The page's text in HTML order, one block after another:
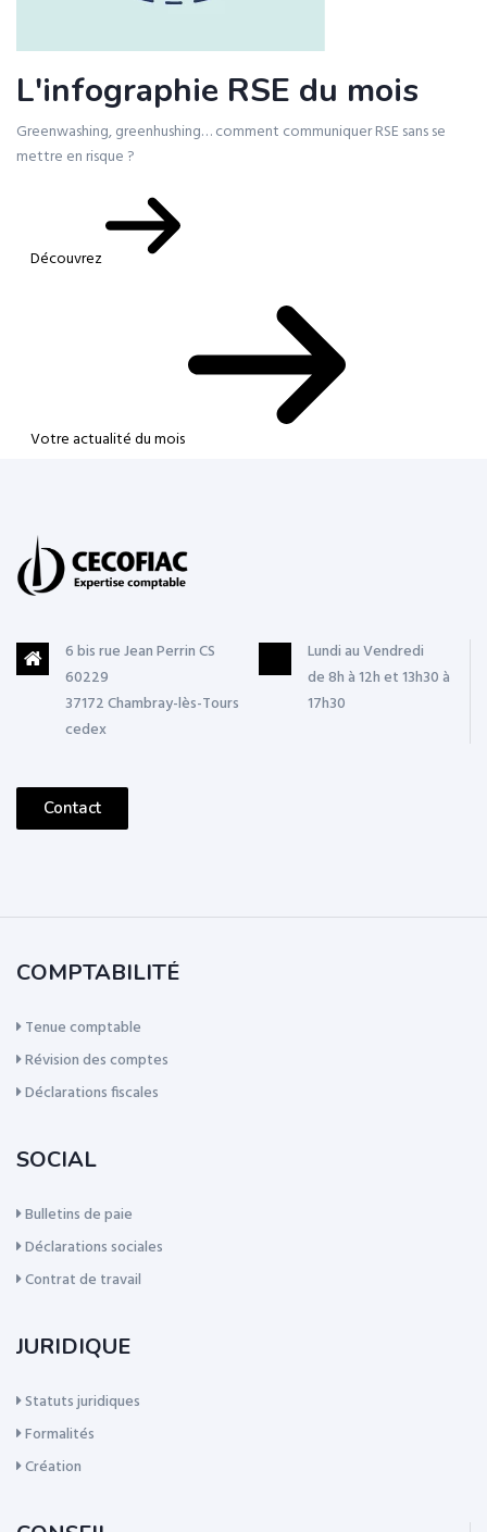
L'infographie RSE du mois
Greenwashing, greenhushing… comment communiquer RSE sans se
mettre en risque ?
Découvrez
Votre actualité du mois
6 bis rue Jean Perrin CS
60229
37172 Chambray-lès-Tours
cedex
Lundi au Vendredi
de 8h à 12h et 13h30 à
17h30
Contact
COMPTABILITÉ
Tenue comptable
Révision des comptes
Déclarations fiscales
SOCIAL
Bulletins de paie
Déclarations sociales
Contrat de travail
JURIDIQUE
Statuts juridiques
Formalités
Création